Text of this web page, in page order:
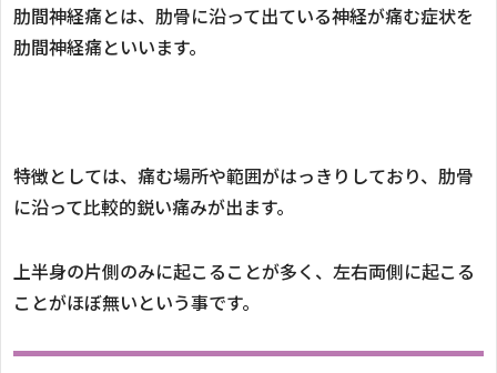
肋間神経痛とは、肋骨に沿って出ている神経が痛む症状を
肋間神経痛といいます。
特徴としては、痛む場所や範囲がはっきりしており、肋骨
に沿って比較的鋭い痛みが出ます。
上半身の片側のみに起こることが多く、左右両側に起こる
ことがほぼ無いという事です。